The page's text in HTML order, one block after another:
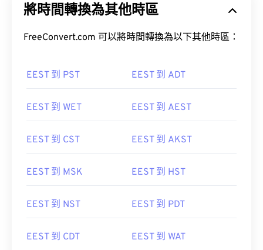
將時間轉換為其他時區
FreeConvert.com 可以將時間轉換為以下其他時區：
EEST 到 PST EEST 到 ADT
EEST 到 WET EEST 到 AEST
EEST 到 CST EEST 到 AKST
EEST 到 MSK EEST 到 HST
EEST 到 NST EEST 到 PDT
EEST 到 CDT EEST 到 WAT